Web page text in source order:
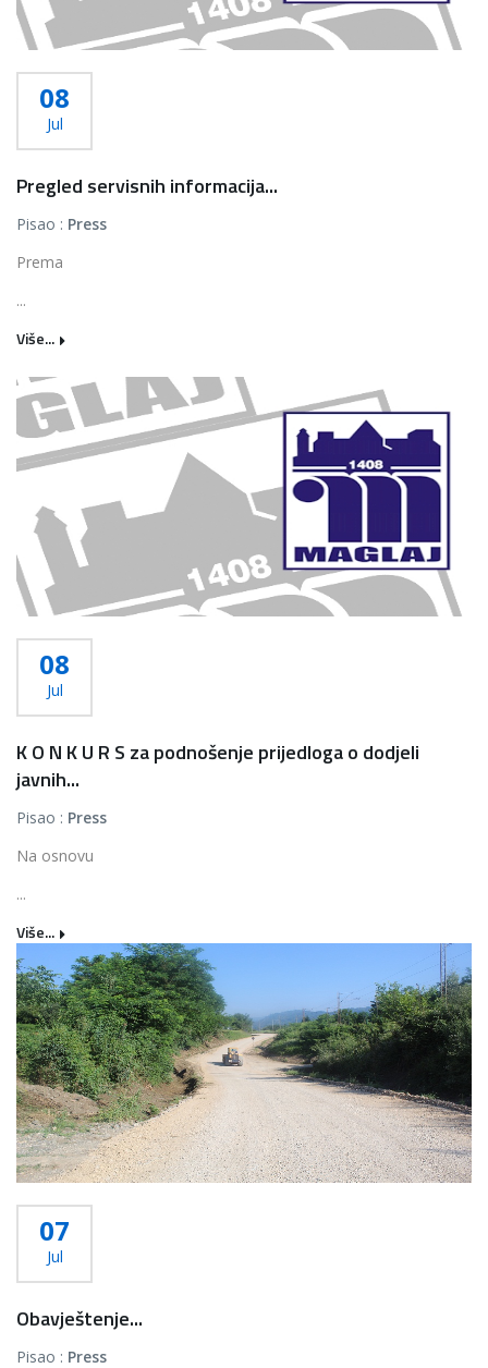
08
Jul
Pregled servisnih informacija...
Pisao : Press
Prema
...
Više...
08
Jul
K O N K U R S za podnošenje prijedloga o dodjeli
javnih...
Pisao : Press
Na osnovu
...
Više...
07
Jul
Obavještenje...
Pisao : Press